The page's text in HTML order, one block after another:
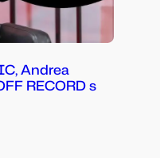
Andrea
RECORD s